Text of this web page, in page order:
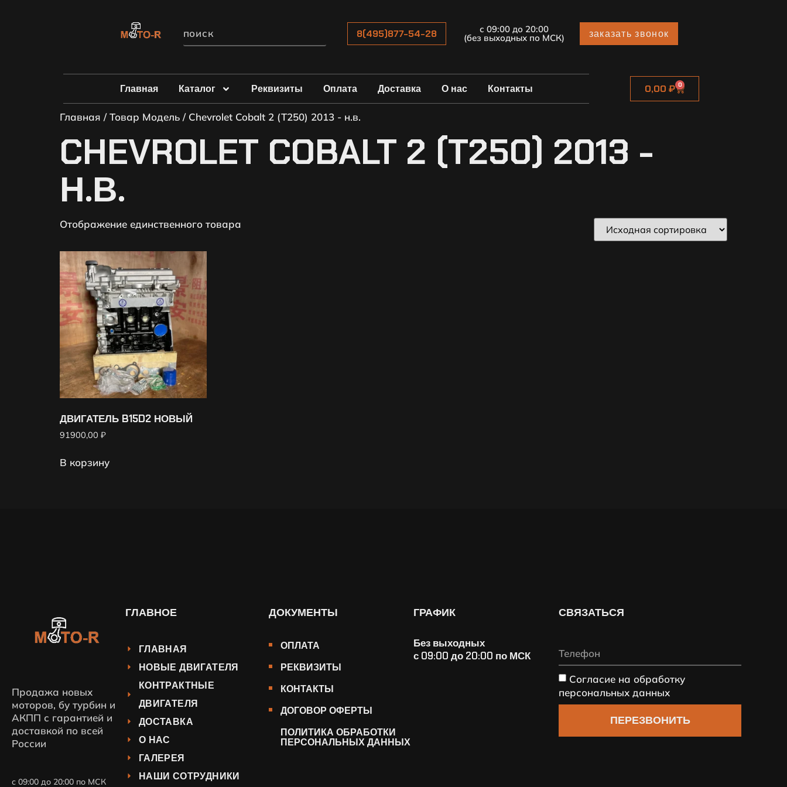
8(495)877-54-28 с 09:00 до 20:00
(без выходных по МСК) заказать звонок
Главная Каталог Реквизиты Оплата Доставка О нас Контакты 0,00₽ 0
Главная / Товар Модель / Chevrolet Cobalt 2 (T250) 2013 - н.в.
CHEVROLET COBALT 2 (T250) 2013 -
Н.В.
Отображение единственного товара
ДВИГАТЕЛЬ B15D2 НОВЫЙ
91900,00 ₽
В корзину
Продажа новых
моторов, бу турбин и
АКПП с гарантией и
доставкой по всей
России
с 09:00 до 20:00 по МСК
ГЛАВНОЕ
ГЛАВНАЯ
НОВЫЕ ДВИГАТЕЛЯ
КОНТРАКТНЫЕ
ДВИГАТЕЛЯ
ДОСТАВКА
О НАС
ГАЛЕРЕЯ
НАШИ СОТРУДНИКИ
ДОКУМЕНТЫ
ОПЛАТА
РЕКВИЗИТЫ
КОНТАКТЫ
ДОГОВОР ОФЕРТЫ
ПОЛИТИКА ОБРАБОТКИ
ПЕРСОНАЛЬНЫХ ДАННЫХ
ГРАФИК
Без выходных
с 09:00 до 20:00 по МСК
СВЯЗАТЬСЯ
Согласие на обработку
персональных данных
ПЕРЕЗВОНИТЬ